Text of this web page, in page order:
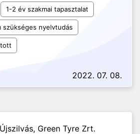
1-2 év szakmai tapasztalat
szükséges nyelvtudás
2022. 07. 08.
Újszilvás, Green Tyre Zrt.